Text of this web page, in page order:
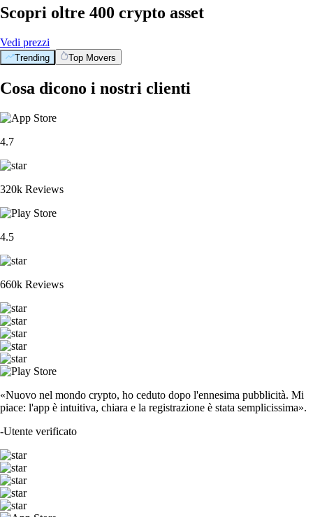
Scopri oltre 400 crypto asset
Vedi prezzi
Trending Top Movers
Cosa dicono i nostri clienti
4.7
320k Reviews
4.5
660k Reviews
«Nuovo nel mondo crypto, ho ceduto dopo l'ennesima pubblicità. Mi
piace: l'app è intuitiva, chiara e la registrazione è stata semplicissima».
-Utente verificato